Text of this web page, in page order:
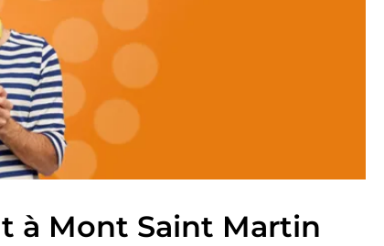
à Mont Saint Martin